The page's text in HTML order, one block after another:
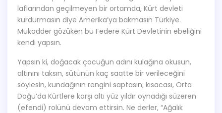
laflarından geçilmeyen bir ortamda, Kürt devleti
kurdurmasın diye Amerika’ya bakmasın Türkiye.
Mukadder gözüken bu Federe Kürt Devletinin ebeliğini
kendi yapsın.
Yapsın ki, doğacak çocuğun adını kulağına okusun,
altınını taksın, sütünün kaç saatte bir verileceğini
söylesin, kundağının rengini saptasın; kısacası, Orta
Doğu’da Kürtlere karşı altı yüz yıldır oynadığı süzeren
(efendi) rolünü devam ettirsin. Ne derler, “Ağalık